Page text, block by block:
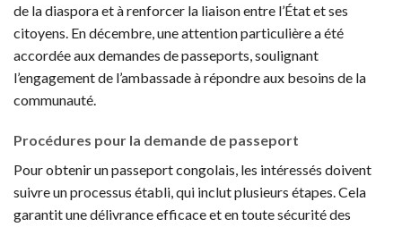
de la diaspora et à renforcer la liaison entre l’État et ses
citoyens. En décembre, une attention particulière a été
accordée aux demandes de passeports, soulignant
l’engagement de l’ambassade à répondre aux besoins de la
communauté.
Procédures pour la demande de passeport
Pour obtenir un passeport congolais, les intéressés doivent
suivre un processus établi, qui inclut plusieurs étapes. Cela
garantit une délivrance efficace et en toute sécurité des